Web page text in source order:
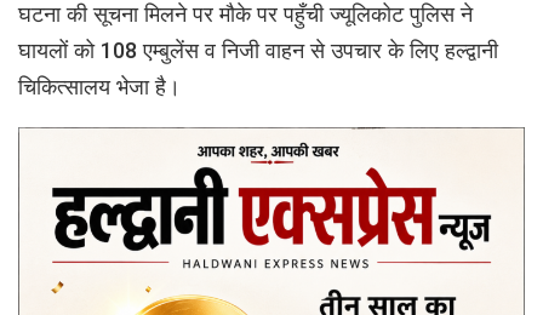
घटना की सूचना मिलने पर मौके पर पहुँची ज्यूलिकोट पुलिस ने
घायलों को 108 एम्बुलेंस व निजी वाहन से उपचार के लिए हल्द्वानी
चिकित्सालय भेजा है।